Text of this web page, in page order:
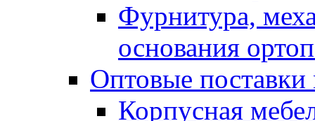
Фурнитура,
основания
Оптовые поставки
Корпусная